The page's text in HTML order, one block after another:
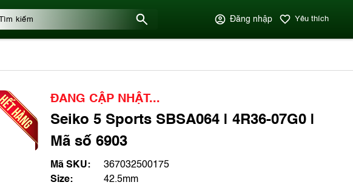
Đăng nhập Yêu thích
ĐANG CẬP NHẬT...
Seiko 5 Sports SBSA064 | 4R36-07G0 |
Mã số 6903
Mã SKU:
367032500175
Size:
42.5mm